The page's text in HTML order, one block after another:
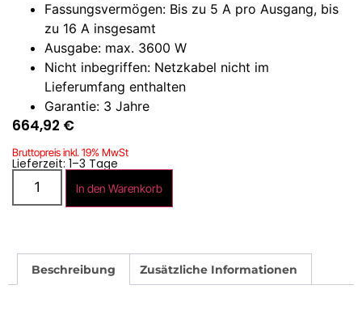
Fassungsvermögen: Bis zu 5 A pro Ausgang, bis
zu 16 A insgesamt
Ausgabe: max. 3600 W
Nicht inbegriffen: Netzkabel nicht im
Lieferumfang enthalten
Garantie: 3 Jahre
664,92 €
Bruttopreis inkl. 19% MwSt
Lieferzeit: 1–3 Tage
In den Warenkorb
Beschreibung Zusätzliche Informationen